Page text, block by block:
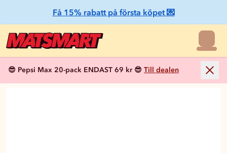
Få 15% rabatt på första köpet 💌
😎 Pepsi Max 20-pack ENDAST 69 kr 😎 Till dealen